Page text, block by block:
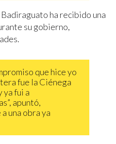
ha recibido una
su gobierno,
que hice yo
fue la Ciénega
ya fui a
apuntó,
una obra ya